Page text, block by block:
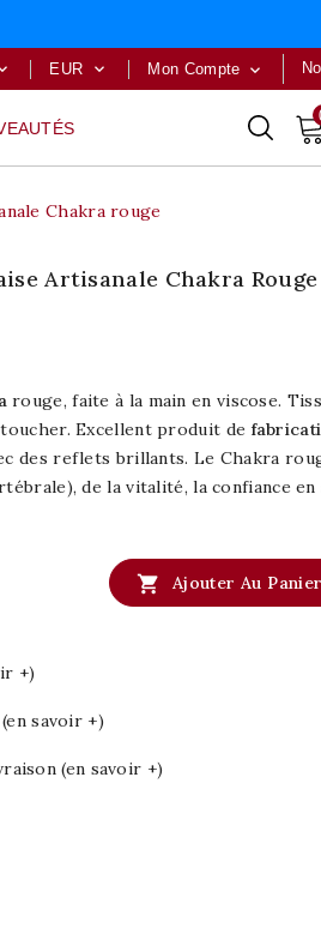
Mon Compte 
EUR 
Chakra rouge
Artisanale Chakra Rouge
rouge, faite à la main en viscose.
Excellent produit de
des reflets brillants. Le Chakra
de la vitalité, la confiance
 Ajouter Au Panier
+)
savoir +)
(en savoir +)